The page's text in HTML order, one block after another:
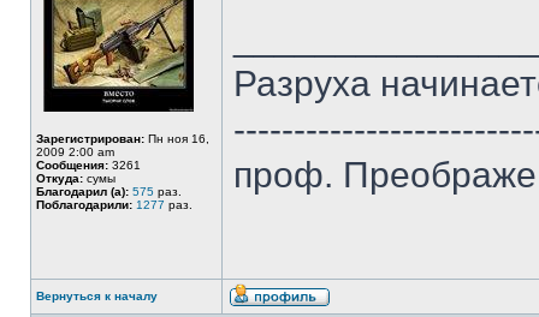
Зарегистрирован: Пн ноя 16,
2009 2:00 am
Сообщения: 3261
Откуда: сумы
Благодарил (а): 575 раз.
Поблагодарили: 1277 раз.
Разруха
проф.
Вернуться к началу